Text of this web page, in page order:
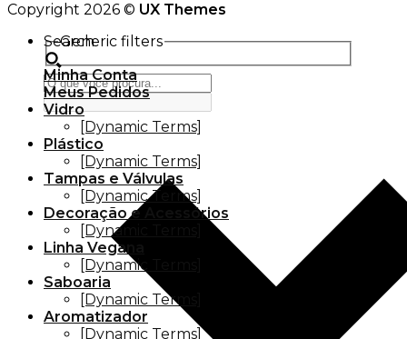
Copyright 2026 © UX Themes
Search
Generic filters
Minha Conta
Meus Pedidos
Vidro
[Dynamic Terms]
Plástico
[Dynamic Terms]
Tampas e Válvulas
[Dynamic Terms]
Decoração e Acessórios
[Dynamic Terms]
Linha Vegana
[Dynamic Terms]
Saboaria
[Dynamic Terms]
Aromatizador
[Dynamic Terms]